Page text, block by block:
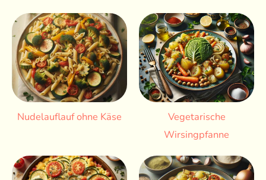
Nudelauflauf ohne Käse
Vegetarische
Wirsingpfanne